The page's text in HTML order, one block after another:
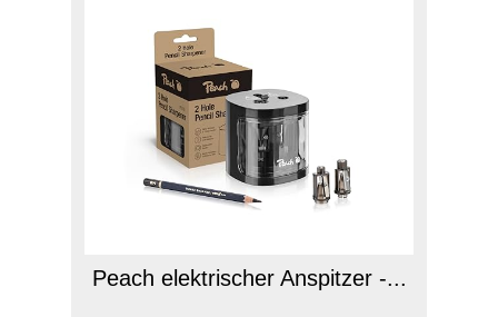
Peach elektrischer Anspitzer -...